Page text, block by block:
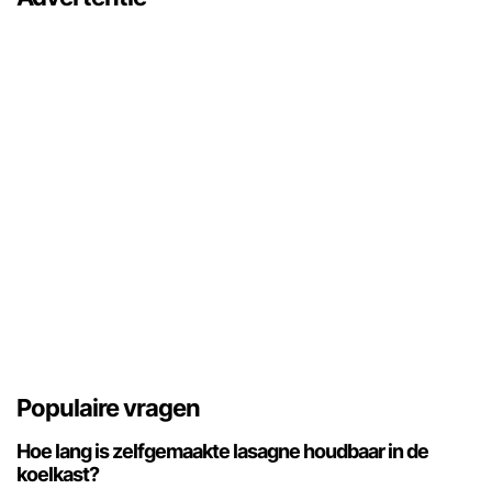
Populaire vragen
Hoe lang is zelfgemaakte lasagne houdbaar in de
koelkast?